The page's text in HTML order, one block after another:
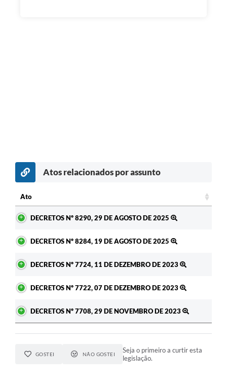
Atos relacionados por assunto
Ato
DECRETOS Nº 8290, 29 DE AGOSTO DE 2025
DECRETOS Nº 8284, 19 DE AGOSTO DE 2025
DECRETOS Nº 7724, 11 DE DEZEMBRO DE 2023
DECRETOS Nº 7722, 07 DE DEZEMBRO DE 2023
DECRETOS Nº 7708, 29 DE NOVEMBRO DE 2023
GOSTEI NÃO GOSTEI
Seja o primeiro a curtir esta
legislação.